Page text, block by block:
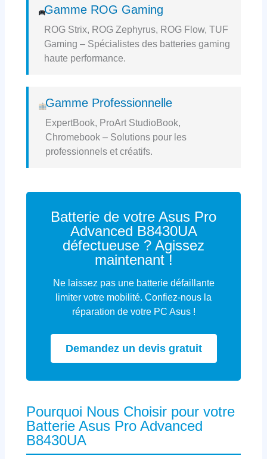
Gamme ROG Gaming
ROG Strix, ROG Zephyrus, ROG Flow, TUF
Gaming – Spécialistes des batteries gaming
haute performance.
Gamme Professionnelle
ExpertBook, ProArt StudioBook,
Chromebook – Solutions pour les
professionnels et créatifs.
Batterie de votre Asus Pro
Advanced B8430UA
défectueuse ? Agissez
maintenant !
Ne laissez pas une batterie défaillante
limiter votre mobilité. Confiez-nous la
réparation de votre PC Asus !
Demandez un devis gratuit
Pourquoi Nous Choisir pour votre
Batterie Asus Pro Advanced
B8430UA